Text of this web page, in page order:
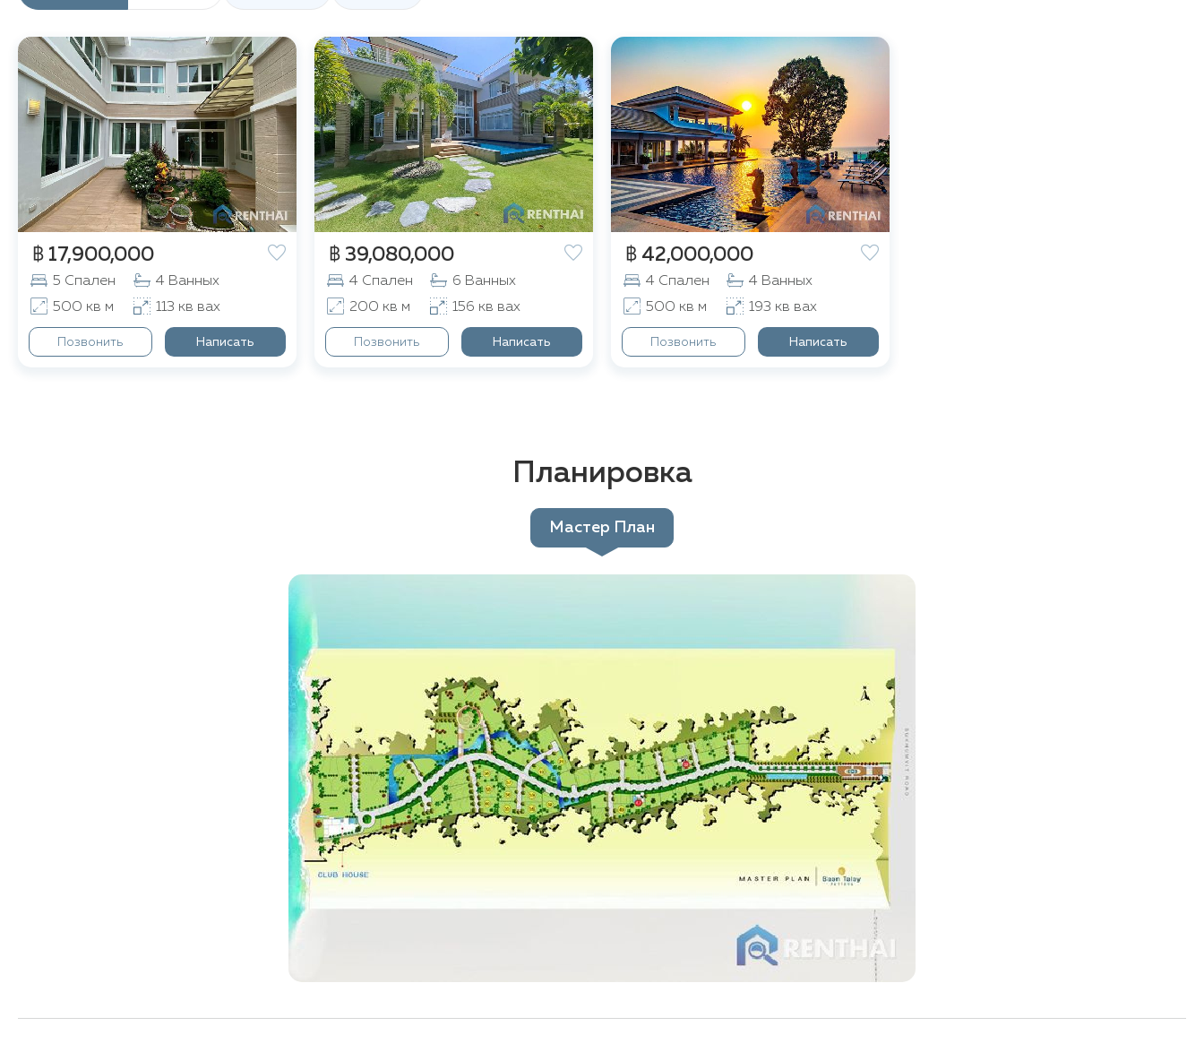
฿ 17,900,000
5 Спален
4 Ванных
500 кв м
113 кв вах
Позвонить Написать
฿ 39,080,000
4 Спален
6 Ванных
200 кв м
156 кв вах
Позвонить Написать
฿ 42,000,000
4 Спален
4 Ванных
500 кв м
193 кв вах
Позвонить Написать
Планировка
Мастер План